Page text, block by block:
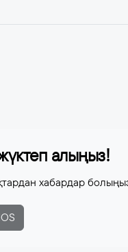
алыңыз!
хабардар